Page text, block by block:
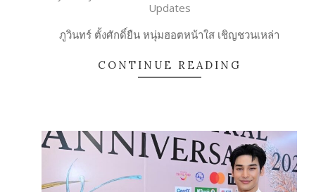
Updates
ภูวินทร์ ตั้งศักดิ์ยืน หนุ่มฮอตหน้าใส เชิญชวนเหล่า
CONTINUE READING